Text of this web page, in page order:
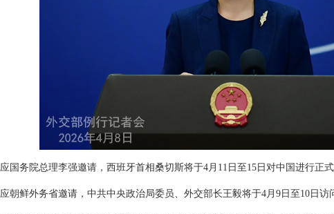
应国务院总理李强邀请，西班牙首相桑切斯将于4月11日至15日对中国进行正式
应朝鲜外务省邀请，中共中央政治局委员、外交部长王毅将于4月9日至10日访